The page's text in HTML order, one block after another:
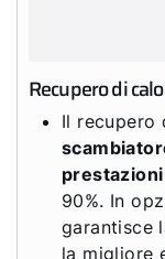
Recupero di
Il recupero
prestazioni
90%. In
garantisce
la migliore